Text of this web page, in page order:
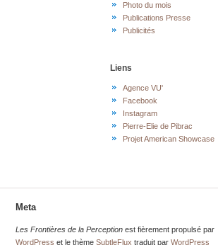
Photo du mois
Publications Presse
Publicités
Liens
Agence VU'
Facebook
Instagram
Pierre-Elie de Pibrac
Projet American Showcase
Meta
Les Frontières de la Perception est fièrement propulsé par
WordPress et le thèmeSubtleFlux traduit parWordPress